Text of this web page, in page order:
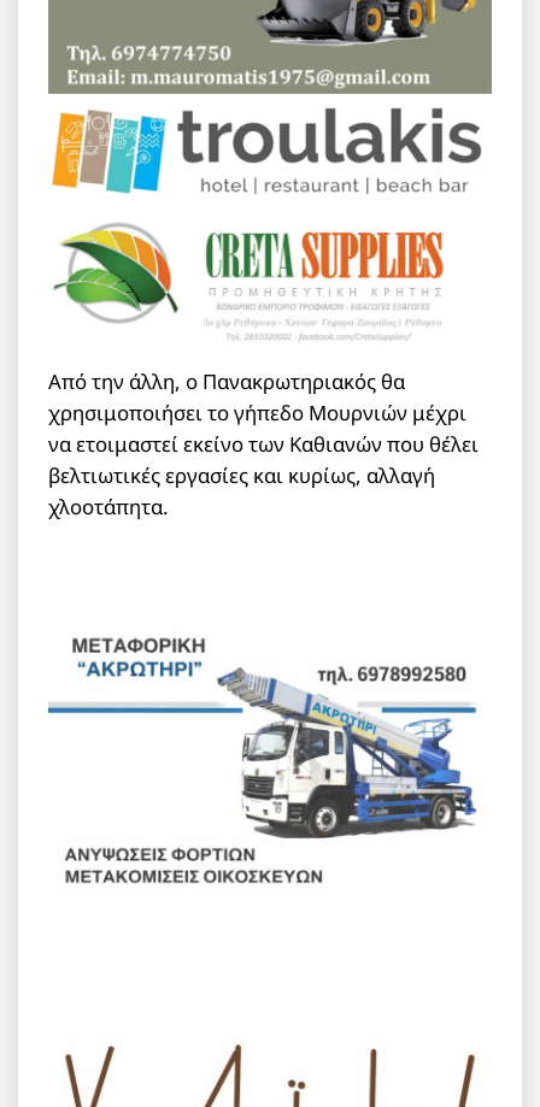
Από την άλλη, ο Πανακρωτηριακός θα
χρησιμοποιήσει το γήπεδο Μουρνιών μέχρι
να ετοιμαστεί εκείνο των Καθιανών που θέλει
βελτιωτικές εργασίες και κυρίως, αλλαγή
χλοοτάπητα.